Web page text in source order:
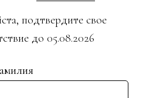
подтвердите свое
до 05.08.2026